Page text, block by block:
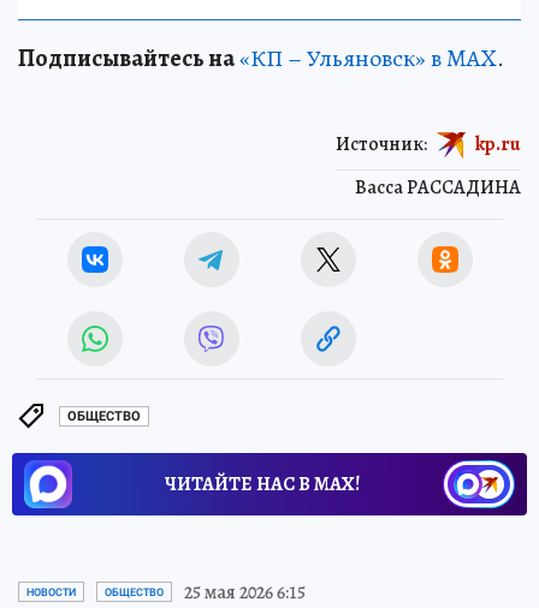
Подписывайтесь на«КП – Ульяновск» в MAX.
Васса РАССАДИНА
Источник: kp.ru
ОБЩЕСТВО
ЧИТАЙТЕ НАС В МАХ!
НОВОСТИ ОБЩЕСТВО 25 мая 2026 6:15